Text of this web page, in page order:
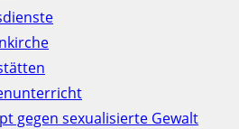
gegen sexualisierte Gewalt